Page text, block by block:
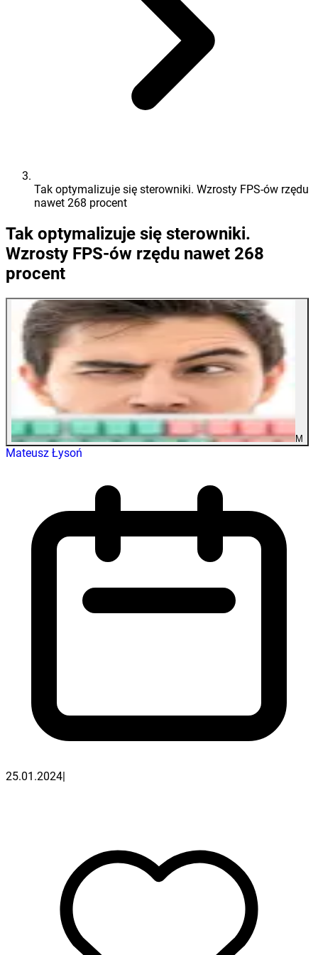
Tak optymalizuje się sterowniki. Wzrosty FPS-ów rzędu
nawet 268 procent
Tak optymalizuje się sterowniki.
Wzrosty FPS-ów rzędu nawet 268
procent
M
Mateusz Łysoń
25.01.2024|